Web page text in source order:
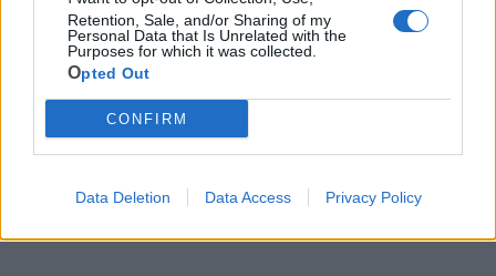
Retention, Sale, and/or Sharing of my
Personal Data that Is Unrelated with the
Purposes for which it was collected.
Opted Out
CONFIRM
Data Deletion Data Access Privacy Policy
Cia Agricoltori Italiani | Puglia - Area Due